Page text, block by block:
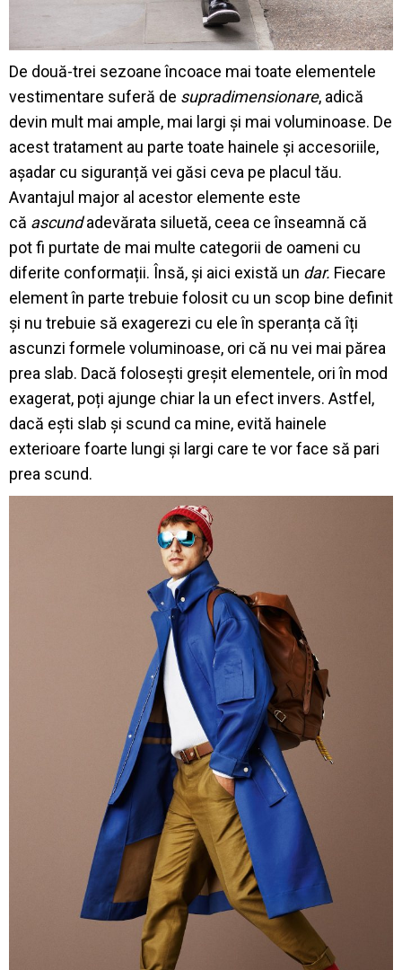
De două-trei sezoane încoace mai toate elementele
vestimentare suferă de supradimensionare, adică
devin mult mai ample, mai largi și mai voluminoase. De
acest tratament au parte toate hainele și accesoriile,
așadar cu siguranță vei găsi ceva pe placul tău.
Avantajul major al acestor elemente este
că ascundadevărata siluetă, ceea ce înseamnă că
pot fi purtate de mai multe categorii de oameni cu
diferite conformații. Însă, și aici există un dar. Fiecare
element în parte trebuie folosit cu un scop bine definit
și nu trebuie să exagerezi cu ele în speranța că îți
ascunzi formele voluminoase, ori că nu vei mai părea
prea slab. Dacă folosești greșit elementele, ori în mod
exagerat, poți ajunge chiar la un efect invers. Astfel,
dacă ești slab și scund ca mine, evită hainele
exterioare foarte lungi și largi care te vor face să pari
prea scund.